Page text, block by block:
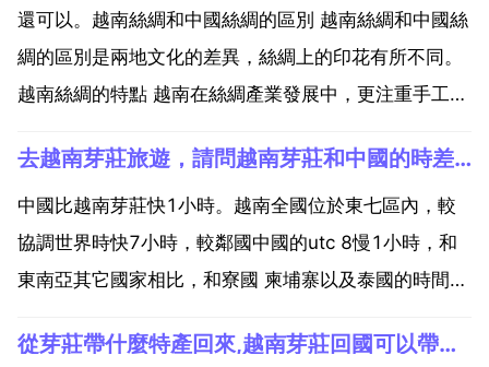
還可以。越南絲綢和中國絲綢的區別 越南絲綢和中國絲
綢的區別是兩地文化的差異，絲綢上的印花有所不同。
越南絲綢的特點 越南在絲綢產業發展中，更注重手工工
面看起來略顯粗糙，而這些粗糙恰恰成為了工本和品位
的象徵。假的，不透氣，起球不說一燒就知道是假的，
被騙了，...
去越南芽莊旅遊，請問越南芽莊和中國的時差多少
中國比越南芽莊快1小時。越南全國位於東七區內，較
協調世界時快7小時，較鄰國中國的utc 8慢1小時，和
東南亞其它國家相比，和寮國 柬埔寨以及泰國的時間一
沒有實行夏時制，所有地區全年使用同一時間。越南標
從芽莊帶什麼特產回來,越南芽莊回國可以帶哪些特產